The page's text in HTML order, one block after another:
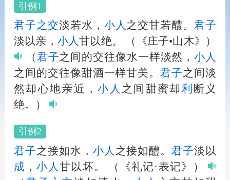
引例1
君子之交淡若水， 小 人 之交甘若醴。君子
淡以亲， 小人甘以绝。
（《庄子•山木》）
（君子之间的交往像水一样淡然，小 人
之间的交往像甜酒一样甘美。君子之间淡
然却心地亲近，小 人 之间甜蜜却 利 断义
绝。）
引例2
君子之接如水， 小 人 之接如醴。君子淡以
成 ，小 人 甘以坏。
（《礼记·表记》）